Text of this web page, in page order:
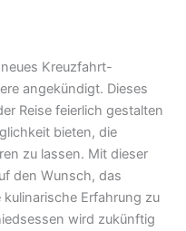
Kreuzfahrt-
angekündigt. Dieses
Reise feierlich gestalten
bieten, die
zu lassen. Mit dieser
den Wunsch, das
Erfahrung zu
wird zukünftig